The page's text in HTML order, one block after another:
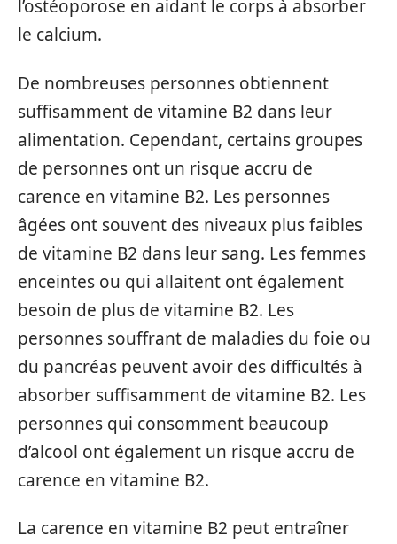
l’ostéoporose en aidant le corps à absorber
le calcium.
De nombreuses personnes obtiennent
suffisamment de vitamine B2 dans leur
alimentation. Cependant, certains groupes
de personnes ont un risque accru de
carence en vitamine B2. Les personnes
âgées ont souvent des niveaux plus faibles
de vitamine B2 dans leur sang. Les femmes
enceintes ou qui allaitent ont également
besoin de plus de vitamine B2. Les
personnes souffrant de maladies du foie ou
du pancréas peuvent avoir des difficultés à
absorber suffisamment de vitamine B2. Les
personnes qui consomment beaucoup
d’alcool ont également un risque accru de
carence en vitamine B2.
La carence en vitamine B2 peut entraîner